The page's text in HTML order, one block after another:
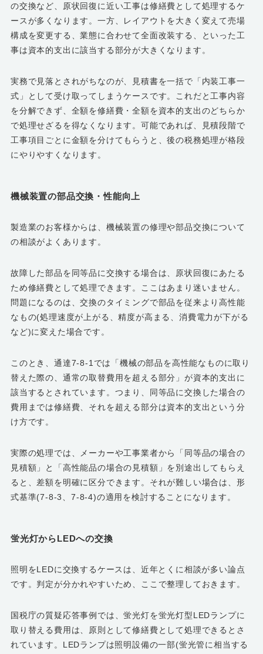
の交換など、原状回復に近い工事は修繕費として処理するケ
ースが多くなります。一方、レイアウトを大きく変えて売場
構成を変更する、業態に合わせて全面改装する、といった工
事は資本的支出に該当する部分が大きくなります。
実務で見落とされがちなのが、見積書を一括で「内装工事一
式」として受け取ってしまうケースです。これだと工事内容
を分解できず、全額を修繕費・全額を資本的支出のどちらか
で処理せざるを得なくなります。可能であれば、見積段階で
工事項目ごとに金額を分けてもらうと、後の税務処理が格段
にやりやすくなります。
機械装置の部品交換・性能向上
製造業のお客様からは、機械装置の修理や部品交換について
の相談がよくあります。
故障した部品を同等品に交換する場合は、原状回復にあたる
ため修繕費として処理できます。ここはあまり迷いません。
問題になるのは、交換のタイミングで部品を従来より高性能
なもの(処理速度が上がる、精度が高まる、消費電力が下がる
など)に変えた場合です。
このとき、通達7-8-1では「機械の部品を高性能なものに取り
替えた際の、通常の取替費用を超える部分」が資本的支出に
該当するとされています。つまり、同等品に交換した場合の
費用までは修繕費、それを超える部分は資本的支出という分
け方です。
実際の処理では、メーカーや工事業者から「同等品の場合の
見積額」と「高性能品の場合の見積額」を別途出してもらえ
ると、差額を明確に区分できます。それが難しい場合は、形
式基準(7-8-3、7-8-4)の適用を検討することになります。
蛍光灯からLEDへの交換
照明をLEDに交換するケースは、近年とくに相談が多い論点
です。判定が分かれやすいため、ここで整理しておきます。
国税庁の質疑応答事例では、蛍光灯を蛍光灯型LEDランプに
取り替える費用は、原則として修繕費として処理できるとさ
れています。LEDランプは照明設備の一部(蛍光管に相当する